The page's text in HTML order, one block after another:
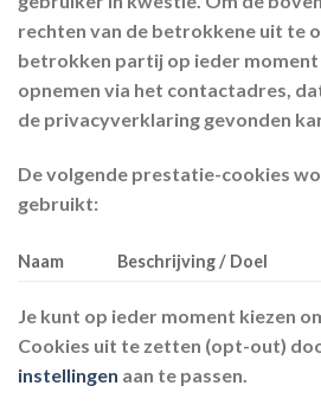
rechten van de betrokkene uit te
betrokken partij op ieder
opnemen via het contactadres,
de privacyverklaring gevonden
De volgende prestatie-cookies
gebruikt:
Naam Beschrijving / Doel
Je kunt op ieder moment kiezen
Cookies uit te zetten (opt-out)
instellingen aan te passen.